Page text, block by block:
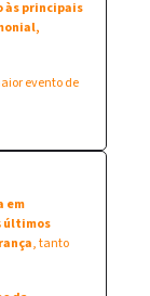
às principais
evento de
em
últimos
, tanto